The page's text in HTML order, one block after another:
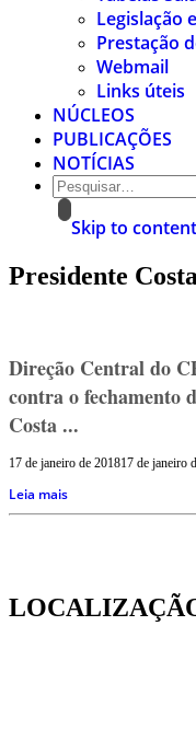
Legislação
Prestação
Webmail
Links úteis
NÚCLEOS
PUBLICAÇÕES
NOTÍCIAS
Skip to content
Presidente
Direção Central do
contra o fechamento
Costa ...
17 de janeiro de 201817 de janeiro
Leia mais